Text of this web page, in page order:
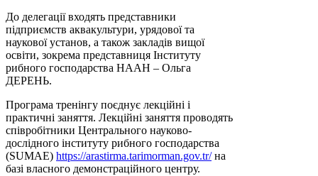
До делегації входять представники
підприємств аквакультури, урядової та
наукової установ, а також закладів вищої
освіти, зокрема представниця Інституту
рибного господарства НААН – Ольга
ДЕРЕНЬ.
Програма тренінгу поєднує лекційні і
практичні заняття. Лекційні заняття проводять
співробітники Центрального науково-
дослідного інституту рибного господарства
(SUMAE) https://arastirma.tarimorman.gov.tr/на
базі власного демонстраційного центру.